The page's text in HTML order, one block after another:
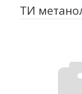
ТИ